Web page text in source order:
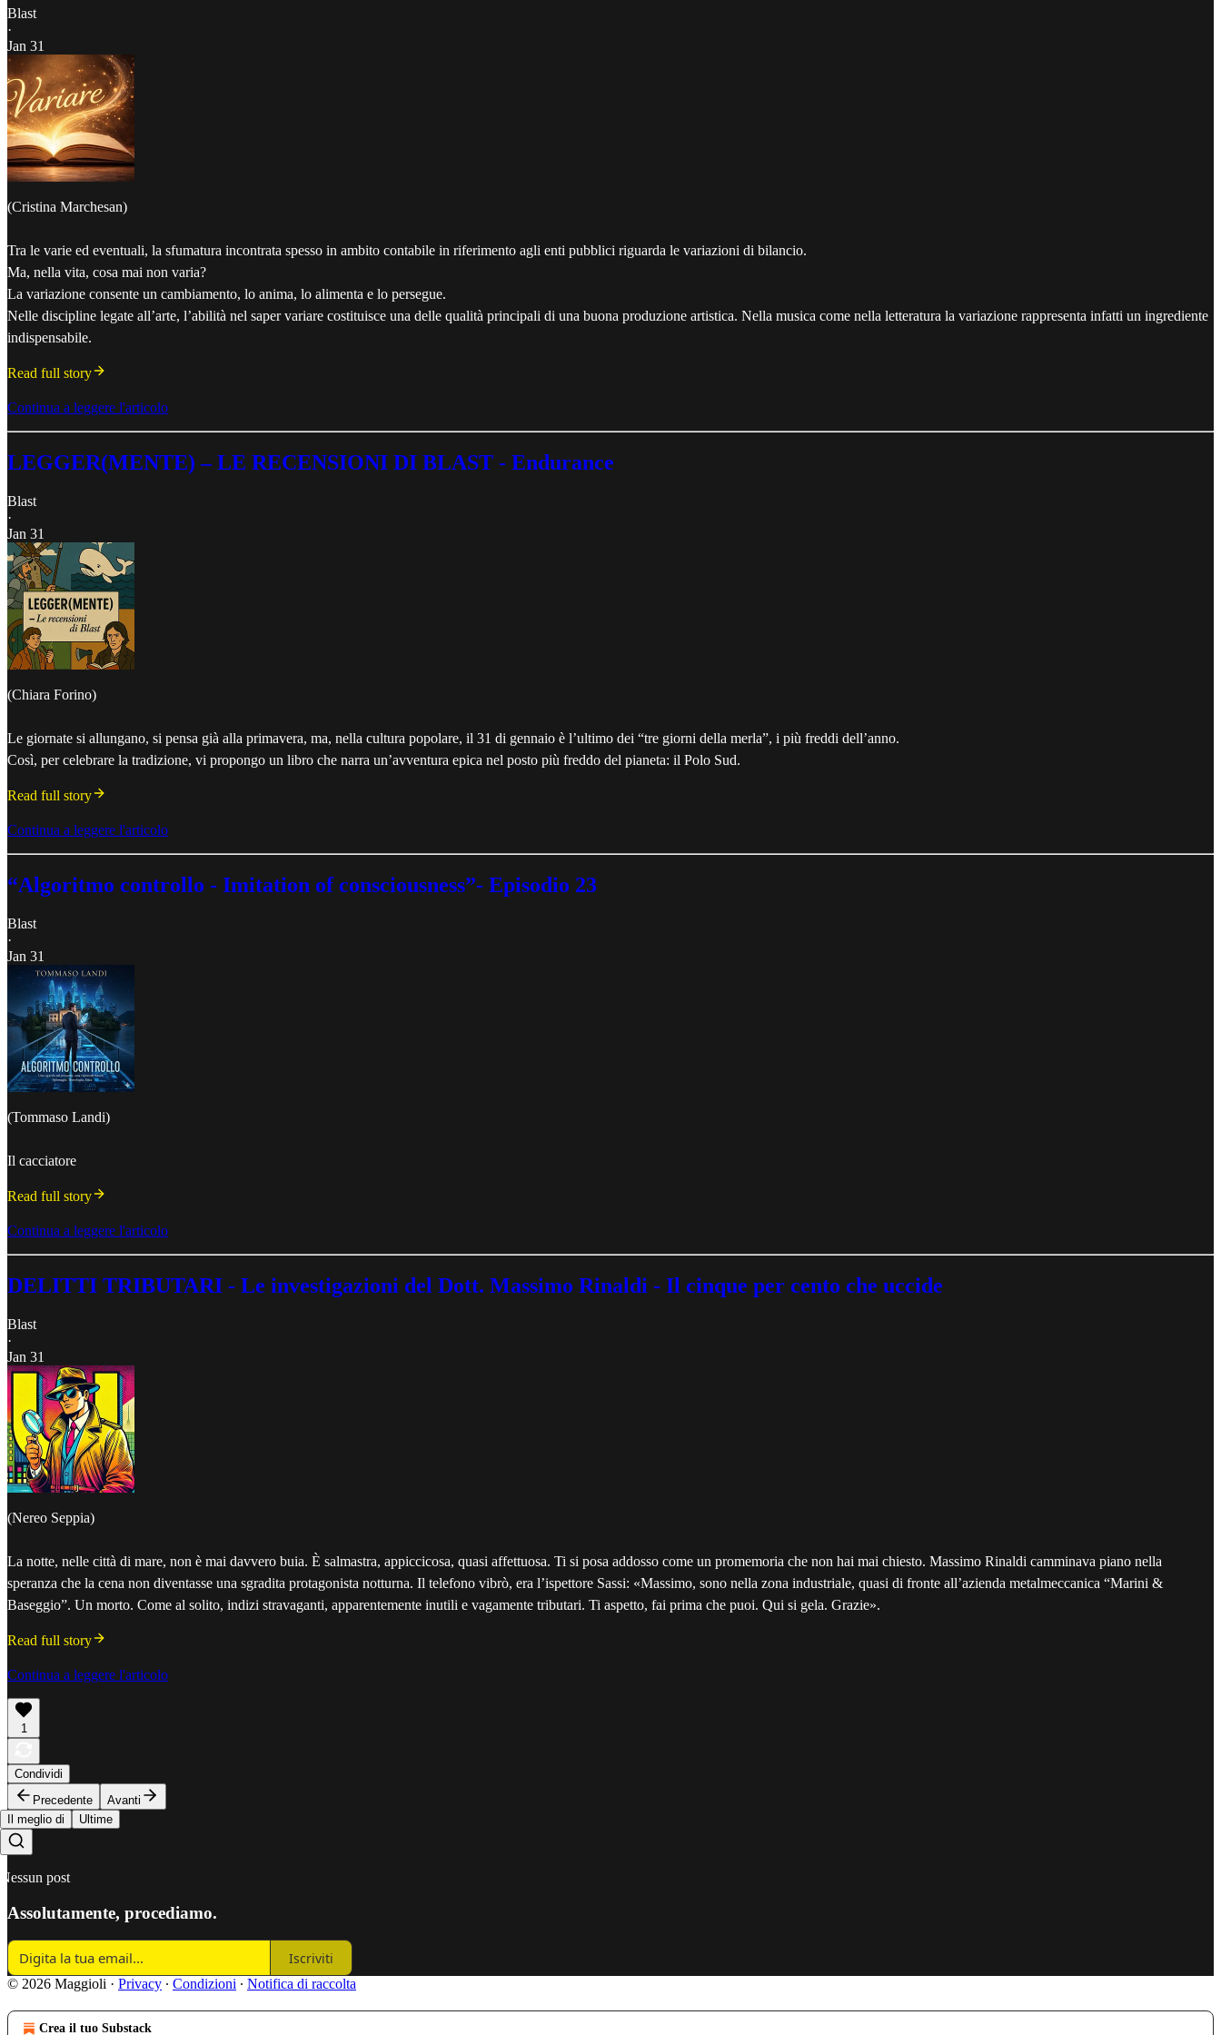
Blast
·
Jan 31
(Cristina Marchesan)
Tra le varie ed eventuali, la sfumatura incontrata spesso in ambito contabile in riferimento agli enti pubblici riguarda le variazioni di bilancio.
Ma, nella vita, cosa mai non varia?
La variazione consente un cambiamento, lo anima, lo alimenta e lo persegue.
Nelle discipline legate all’arte, l’abilità nel saper variare costituisce una delle qualità principali di una buona produzione artistica. Nella musica come nella letteratura la variazione rappresenta infatti un ingrediente
indispensabile.
Read full story
Continua a leggere l'articolo
LEGGER(MENTE) – LE RECENSIONI DI BLAST - Endurance
Blast
·
Jan 31
(Chiara Forino)
Le giornate si allungano, si pensa già alla primavera, ma, nella cultura popolare, il 31 di gennaio è l’ultimo dei “tre giorni della merla”, i più freddi dell’anno.
Così, per celebrare la tradizione, vi propongo un libro che narra un’avventura epica nel posto più freddo del pianeta: il Polo Sud.
Read full story
Continua a leggere l'articolo
“Algoritmo controllo - Imitation of consciousness”- Episodio 23
Blast
·
Jan 31
(Tommaso Landi)
Il cacciatore
Read full story
Continua a leggere l'articolo
DELITTI TRIBUTARI - Le investigazioni del Dott. Massimo Rinaldi - Il cinque per cento che uccide
Blast
·
Jan 31
(Nereo Seppia)
La notte, nelle città di mare, non è mai davvero buia. È salmastra, appiccicosa, quasi affettuosa. Ti si posa addosso come un promemoria che non hai mai chiesto. Massimo Rinaldi camminava piano nella
speranza che la cena non diventasse una sgradita protagonista notturna. Il telefono vibrò, era l’ispettore Sassi: «Massimo, sono nella zona industriale, quasi di fronte all’azienda metalmeccanica “Marini &
Baseggio”. Un morto. Come al solito, indizi stravaganti, apparentemente inutili e vagamente tributari. Ti aspetto, fai prima che puoi. Qui si gela. Grazie».
Read full story
Continua a leggere l'articolo
1
Condividi
Precedente
Avanti
Il meglio di
Ultime
Nessun post
Assolutamente, procediamo.
Iscriviti
© 2026 Maggioli · Privacy ∙ Condizioni ∙ Notifica di raccolta
Crea il tuo Substack